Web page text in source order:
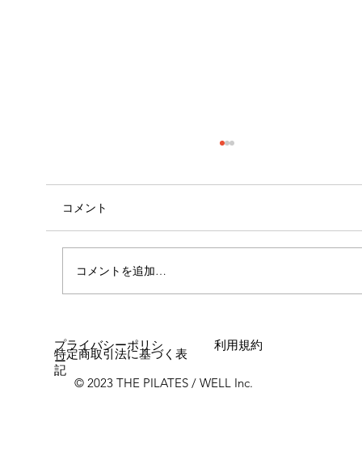
コメント
コメントを追加…
© 2023 THE PILATES / WELL Inc.
プライバシーポリシ
ー
利用規約
特定商取引法に基づく表
記